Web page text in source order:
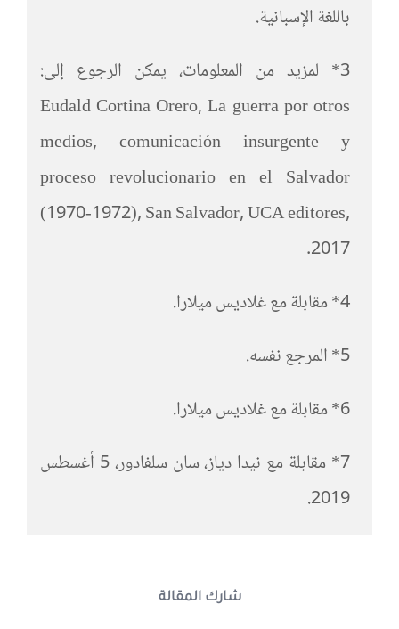
باللغة الإسبانية.
3* لمزيد من المعلومات، يمكن الرجوع إلى:
Eudald Cortina Orero, La guerra por otros
medios, comunicación insurgente y
proceso revolucionario en el Salvador
(1970-1972), San Salvador, UCA editores,
2017.
4* مقابلة مع غلاديس ميلارا.
5* المرجع نفسه.
6* مقابلة مع غلاديس ميلارا.
7* مقابلة مع نيدا دياز، سان سلفادور، 5 أغسطس
2019.
شارك المقالة